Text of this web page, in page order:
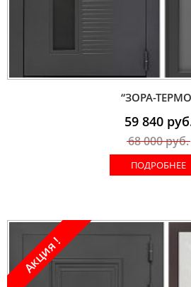
“ЗОРА-
59 840
68 000руб.
ПОДРОБНЕЕ
Акция !